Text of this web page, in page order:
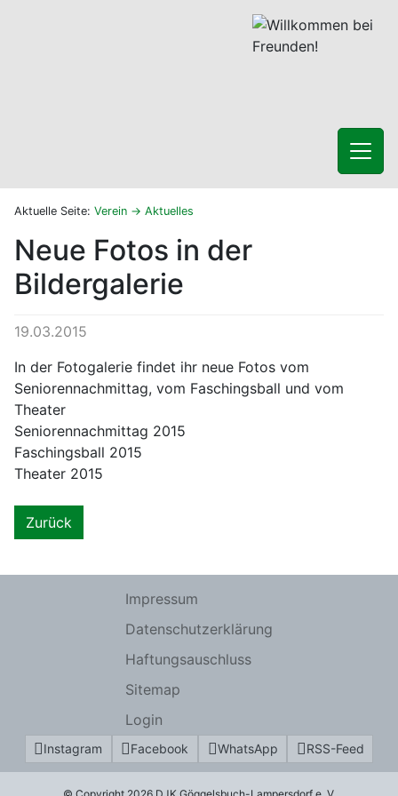
Aktuelle Seite: Verein Aktuelles
Neue Fotos in der
Bildergalerie
19.03.2015
In der Fotogalerie findet ihr neue Fotos vom
Seniorennachmittag, vom Faschingsball und vom
Theater
Seniorennachmittag 2015
Faschingsball 2015
Theater 2015
Zurück
Impressum
Datenschutzerklärung
Haftungsauschluss
Sitemap
Login
Instagram Facebook WhatsApp RSS-Feed